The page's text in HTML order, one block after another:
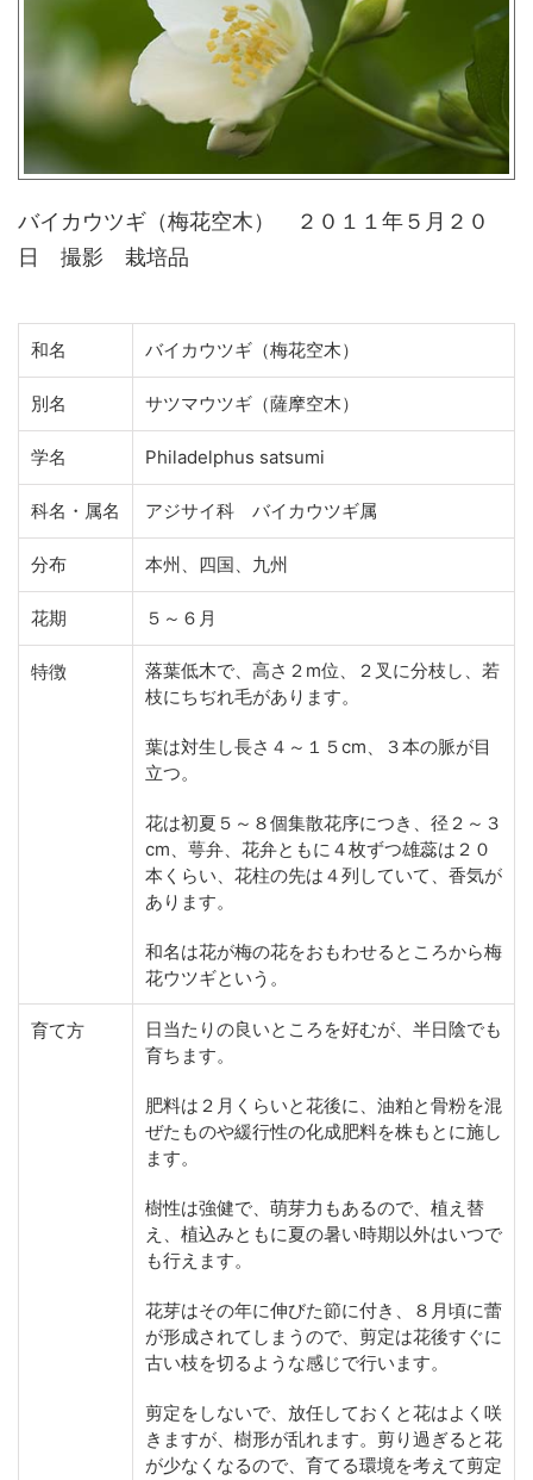
バイカウツギ（梅花空木） ２０１１年５月２０
日 撮影 栽培品
和名 バイカウツギ（梅花空木）
別名 サツマウツギ（薩摩空木）
学名 Philadelphus satsumi
科名・属名 アジサイ科 バイカウツギ属
分布 本州、四国、九州
花期 ５～６月
特徴
落葉低木で、高さ２m位、２叉に分枝し、若
枝にちぢれ毛があります。
葉は対生し長さ４～１５cm、３本の脈が目
立つ。
花は初夏５～８個集散花序につき、径２～３
cm、萼弁、花弁ともに４枚ずつ雄蕊は２０
本くらい、花柱の先は４列していて、香気が
あります。
和名は花が梅の花をおもわせるところから梅
花ウツギという。
育て方
日当たりの良いところを好むが、半日陰でも
育ちます。
肥料は２月くらいと花後に、油粕と骨粉を混
ぜたものや緩行性の化成肥料を株もとに施し
ます。
樹性は強健で、萌芽力もあるので、植え替
え、植込みともに夏の暑い時期以外はいつで
も行えます。
花芽はその年に伸びた節に付き、８月頃に蕾
が形成されてしまうので、剪定は花後すぐに
古い枝を切るような感じで行います。
剪定をしないで、放任しておくと花はよく咲
きますが、樹形が乱れます。剪り過ぎると花
が少なくなるので、育てる環境を考えて剪定